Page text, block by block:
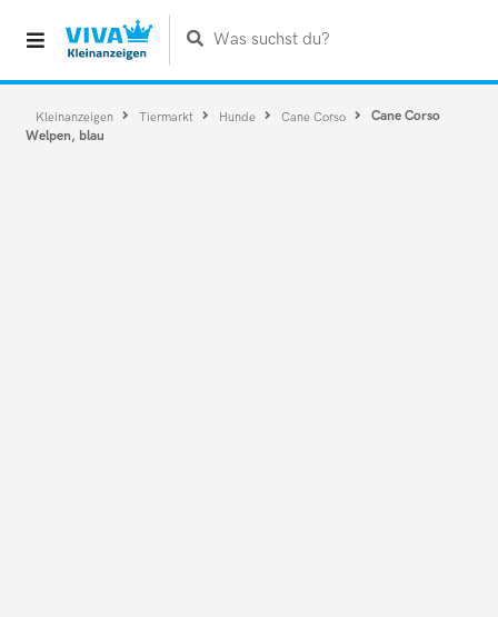
Was suchst du?
Kleinanzeigen Tiermarkt Hunde Cane Corso
Cane Corso
Welpen, blau